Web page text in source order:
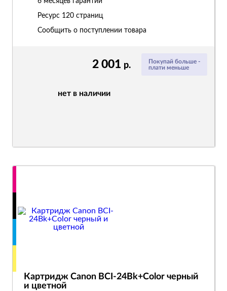
Покупай больше -
плати меньше
2 001 р.
нет в наличии
Ресурс 120 страниц
Сообщить о поступлении товара
Картридж Canon BCI-24Bk+Color черный
и цветной